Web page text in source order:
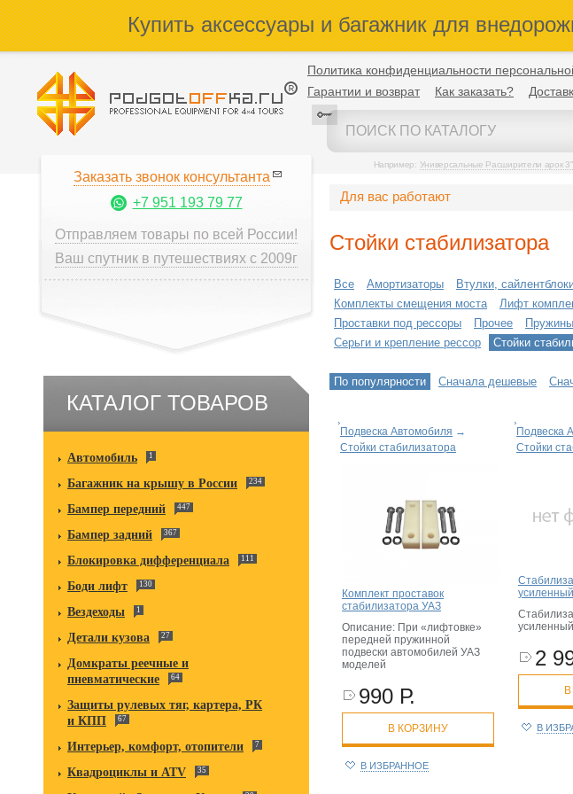
Купить аксессуары и багажник для
Политика конфиденциальности
Гарантии и возврат
Как заказать?
Например: Универсальные Расширители арок
Заказать звонок консультанта
+7 951 193 79 77
Отправляем товары по всей России!
Ваш спутник в путешествиях с 2009г
КАТАЛОГ ТОВАРОВ
Автомобиль 1
Багажник на крышу в России 234
Бампер передний 447
Бампер задний 367
Блокировка дифференциала 111
Боди лифт 130
Вездеходы 1
Детали кузова 27
Домкраты реечные и
пневматические
64
Защиты рулевых тяг, картера, РК
и КПП
67
Интерьер, комфорт, отопители 7
Квадроциклы и ATV 35
Для вас работают
Стойки стабилизатора
Все Амортизаторы Втулки,
Комплекты смещения моста
Лифт
Проставки под рессоры
Прочее Пружины
Серьги и крепление рессор
Стойки
По популярности Сначала дешевые
Подвеска Автомобиля →
Стойки стабилизатора
Комплект проставок
стабилизатора УАЗ
Описание: При «лифтовке»
передней пружинной
подвески автомобилей УАЗ
моделей
990 Р.
В КОРЗИНУ
В ИЗБРАННОЕ
Подвеска
Стойки
2
В